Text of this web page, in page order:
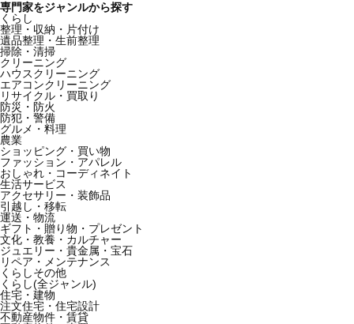
専門家をジャンルから探す
くらし
整理・収納・片付け
遺品整理・生前整理
掃除・清掃
クリーニング
ハウスクリーニング
エアコンクリーニング
リサイクル・買取り
防災・防火
防犯・警備
グルメ・料理
農業
ショッピング・買い物
ファッション・アパレル
おしゃれ・コーディネイト
生活サービス
アクセサリー・装飾品
引越し・移転
運送・物流
ギフト・贈り物・プレゼント
文化・教養・カルチャー
ジュエリー・貴金属・宝石
リペア・メンテナンス
くらしその他
くらし(全ジャンル)
住宅・建物
注文住宅・住宅設計
不動産物件・賃貸